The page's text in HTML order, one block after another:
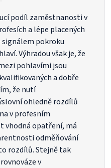
podíl zaměstnanosti v
a lépe placených
pokroku
Výhradou však je, že
pohlavími jsou
a dobře
že nutí
ohledně rozdílů
v profesním
vhodná opatření, má
odměňování
rozdílů. Stejně tak
v